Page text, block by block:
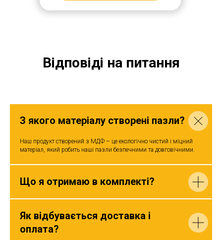
Відповіді на питання
З якого матеріалу створені пазли?
Наш продукт створений з МДФ – це екологічно чистий і міцний
матеріал, який робить наші пазли безпечними та довговічними.
Що я отримаю в комплекті?
Як відбувається доставка і
оплата?